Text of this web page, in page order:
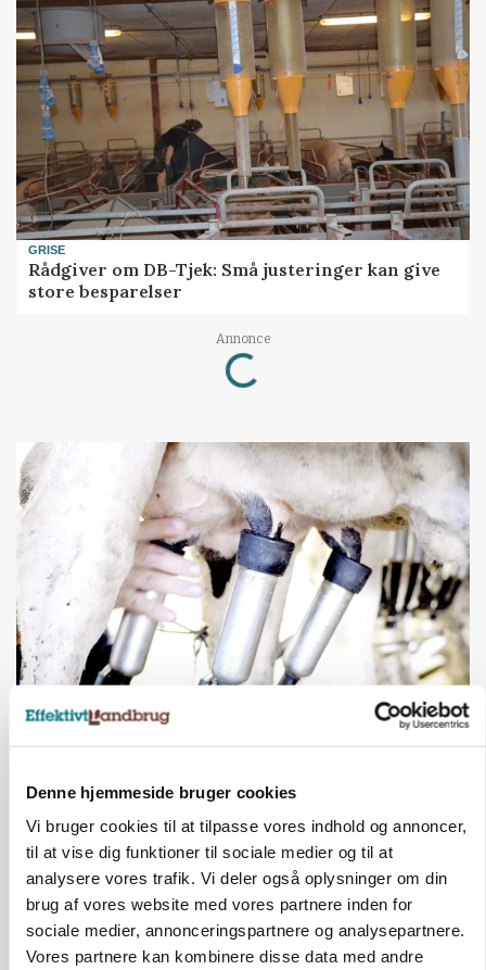
Denne hjemmeside bruger cookies
Vi bruger cookies til at tilpasse vores indhold og annoncer,
til at vise dig funktioner til sociale medier og til at
analysere vores trafik. Vi deler også oplysninger om din
brug af vores website med vores partnere inden for
sociale medier, annonceringspartnere og analysepartnere.
Vores partnere kan kombinere disse data med andre
GRISE
Rådgiver om DB-Tjek: Små justeringer kan give
store besparelser
Annonce
Loading...
MARKED
Russisk mælkepris dykker 23 procent